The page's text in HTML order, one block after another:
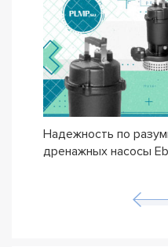
Надежность по
дренажных насосы